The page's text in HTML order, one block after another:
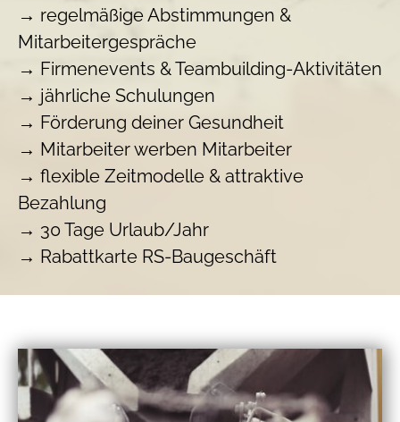
→ regelmäßige Abstimmungen &
Mitarbeitergespräche
→ Firmenevents & Teambuilding-Aktivitäten
→ jährliche Schulungen
→ Förderung deiner Gesundheit
→ Mitarbeiter werben Mitarbeiter
→ flexible Zeitmodelle & attraktive
Bezahlung
→ 30 Tage Urlaub/Jahr
→ Rabattkarte RS-Baugeschäft